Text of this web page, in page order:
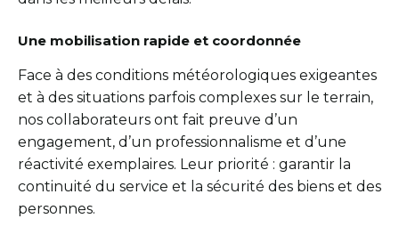
Une mobilisation rapide et coordonnée
Face à des conditions météorologiques exigeantes
et à des situations parfois complexes sur le terrain,
nos collaborateurs ont fait preuve d’un
engagement, d’un professionnalisme et d’une
réactivité exemplaires. Leur priorité : garantir la
continuité du service et la sécurité des biens et des
personnes.